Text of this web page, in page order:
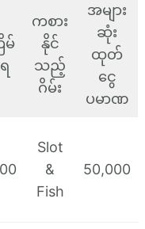
မ်
ကစား
နိုင်
သည့်
ဂိမ်း
အများ
ဆုံး
ထုတ်
ငွေ
ပမာဏ
Slot
&
Fish
50,000